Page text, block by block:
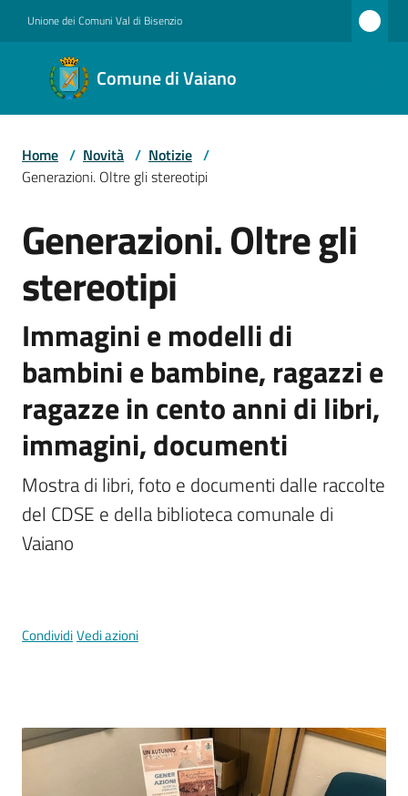
Unione dei Comuni Val di Bisenzio
Comune di Vaiano
Comune
di
Vaiano
Novità
Servizi
Documenti
e
dati
Home / Novità / Notizie /
Generazioni. Oltre gli stereotipi
Salta al contenuto
Generazioni. Oltre gli
stereotipi
Immagini e modelli di
bambini e bambine, ragazzi e
ragazze in cento anni di libri,
immagini, documenti
Mostra di libri, foto e documenti dalle raccolte
del CDSE e della biblioteca comunale di
Vaiano
CondividiVedi azioni